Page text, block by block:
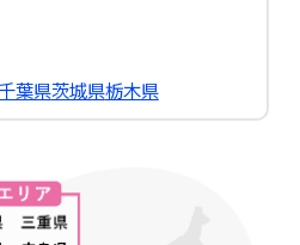
葉県茨城県栃木県